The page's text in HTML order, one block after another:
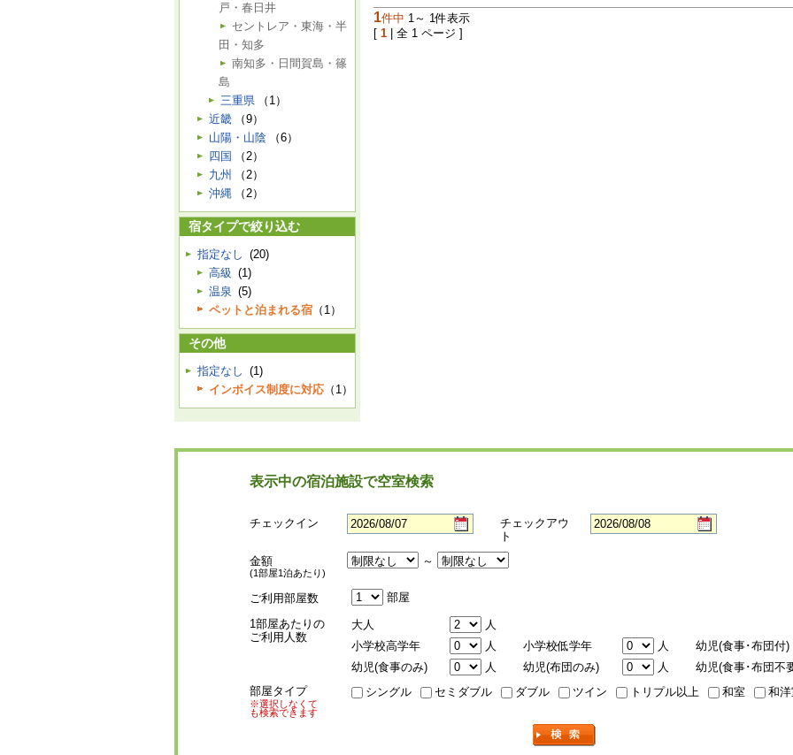
戸・春日井
セントレア・東海・半
田・知多
南知多・日間賀島・篠
島
三重県
（1）
近畿
（9）
山陽・山陰
（6）
四国
（2）
九州
（2）
沖縄
（2）
宿タイプで絞り込む
指定なし (20)
高級 (1)
温泉 (5)
ペットと泊まれる宿 （1）
その他
指定なし (1)
インボイス制度に対応 （1）
1件中 1～ 1件表示
[ 1 | 全 1 ページ ]
表示中の宿泊施設で空室検索
チェックイン
チェックアウ
ト
金額
(1部屋1泊あたり)
～
ご利用部屋数
部屋
1部屋あたりの
ご利用人数
大人
人
小学校高学年
人 小学校低学年 人
幼児(食事･布団付)
幼児(食事のみ)
人 幼児(布団のみ) 人
幼児(食事･布団不
部屋タイプ
※選択しなくて
も検索できます
シングル セミダブル ダブル ツイン トリプル以上 和室 和